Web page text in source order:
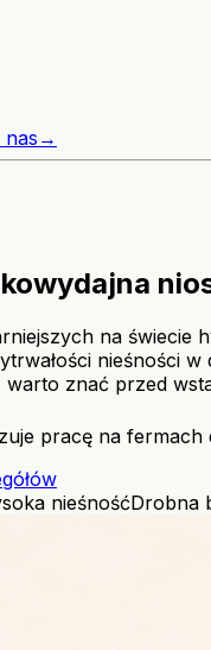
nas →
na świecie
nieśności w
znać przed
pracę na fermach
nieśnośćDrobna